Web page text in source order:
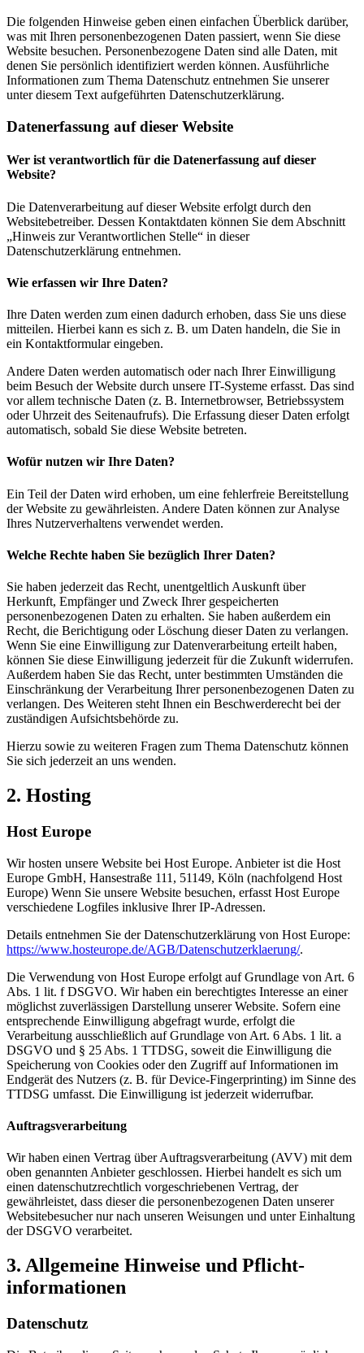
Die folgenden Hinweise geben einen einfachen Überblick darüber,
was mit Ihren personenbezogenen Daten passiert, wenn Sie diese
Website besuchen. Personenbezogene Daten sind alle Daten, mit
denen Sie persönlich identifiziert werden können. Ausführliche
Informationen zum Thema Datenschutz entnehmen Sie unserer
unter diesem Text aufgeführten Datenschutzerklärung.
Datenerfassung auf dieser Website
Wer ist verantwortlich für die Datenerfassung auf dieser
Website?
Die Datenverarbeitung auf dieser Website erfolgt durch den
Websitebetreiber. Dessen Kontaktdaten können Sie dem Abschnitt
„Hinweis zur Verantwortlichen Stelle“ in dieser
Datenschutzerklärung entnehmen.
Wie erfassen wir Ihre Daten?
Ihre Daten werden zum einen dadurch erhoben, dass Sie uns diese
mitteilen. Hierbei kann es sich z. B. um Daten handeln, die Sie in
ein Kontaktformular eingeben.
Andere Daten werden automatisch oder nach Ihrer Einwilligung
beim Besuch der Website durch unsere IT-Systeme erfasst. Das sind
vor allem technische Daten (z. B. Internetbrowser, Betriebssystem
oder Uhrzeit des Seitenaufrufs). Die Erfassung dieser Daten erfolgt
automatisch, sobald Sie diese Website betreten.
Wofür nutzen wir Ihre Daten?
Ein Teil der Daten wird erhoben, um eine fehlerfreie Bereitstellung
der Website zu gewährleisten. Andere Daten können zur Analyse
Ihres Nutzerverhaltens verwendet werden.
Welche Rechte haben Sie bezüglich Ihrer Daten?
Sie haben jederzeit das Recht, unentgeltlich Auskunft über
Herkunft, Empfänger und Zweck Ihrer gespeicherten
personenbezogenen Daten zu erhalten. Sie haben außerdem ein
Recht, die Berichtigung oder Löschung dieser Daten zu verlangen.
Wenn Sie eine Einwilligung zur Datenverarbeitung erteilt haben,
können Sie diese Einwilligung jederzeit für die Zukunft widerrufen.
Außerdem haben Sie das Recht, unter bestimmten Umständen die
Einschränkung der Verarbeitung Ihrer personenbezogenen Daten zu
verlangen. Des Weiteren steht Ihnen ein Beschwerderecht bei der
zuständigen Aufsichtsbehörde zu.
Hierzu sowie zu weiteren Fragen zum Thema Datenschutz können
Sie sich jederzeit an uns wenden.
2. Hosting
Host Europe
Wir hosten unsere Website bei Host Europe. Anbieter ist die Host
Europe GmbH, Hansestraße 111, 51149, Köln (nachfolgend Host
Europe) Wenn Sie unsere Website besuchen, erfasst Host Europe
verschiedene Logfiles inklusive Ihrer IP-Adressen.
Details entnehmen Sie der Datenschutzerklärung von Host Europe:
https://www.hosteurope.de/AGB/Datenschutzerklaerung/.
Die Verwendung von Host Europe erfolgt auf Grundlage von Art. 6
Abs. 1 lit. f DSGVO. Wir haben ein berechtigtes Interesse an einer
möglichst zuverlässigen Darstellung unserer Website. Sofern eine
entsprechende Einwilligung abgefragt wurde, erfolgt die
Verarbeitung ausschließlich auf Grundlage von Art. 6 Abs. 1 lit. a
DSGVO und § 25 Abs. 1 TTDSG, soweit die Einwilligung die
Speicherung von Cookies oder den Zugriff auf Informationen im
Endgerät des Nutzers (z. B. für Device-Fingerprinting) im Sinne des
TTDSG umfasst. Die Einwilligung ist jederzeit widerrufbar.
Auftragsverarbeitung
Wir haben einen Vertrag über Auftragsverarbeitung (AVV) mit dem
oben genannten Anbieter geschlossen. Hierbei handelt es sich um
einen datenschutzrechtlich vorgeschriebenen Vertrag, der
gewährleistet, dass dieser die personenbezogenen Daten unserer
Websitebesucher nur nach unseren Weisungen und unter Einhaltung
der DSGVO verarbeitet.
3. Allgemeine Hinweise und Pflicht­
informationen
Datenschutz